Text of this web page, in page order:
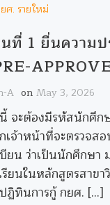
. รายใหม่
ที่ 1 ยื่นความ
A on May 3, 2026
จะต้องมีรหัสนักศึก
เจ้าหน้าที่จะตรวจส
ยน ว่าเป็นนักศึกษา
รียนในหลักสูตรสาข
ฏิทินการกู้ กยศ. […]